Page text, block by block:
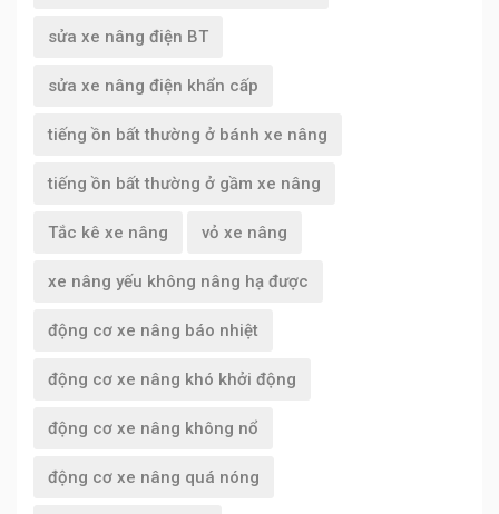
sửa xe nâng điện BT
sửa xe nâng điện khẩn cấp
tiếng ồn bất thường ở bánh xe nâng
tiếng ồn bất thường ở gầm xe nâng
Tắc kê xe nâng vỏ xe nâng
xe nâng yếu không nâng hạ được
động cơ xe nâng báo nhiệt
động cơ xe nâng khó khởi động
động cơ xe nâng không nổ
động cơ xe nâng quá nóng